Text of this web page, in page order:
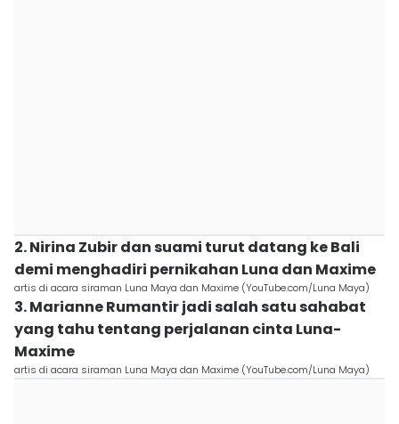
2. Nirina Zubir dan suami turut datang ke Bali
demi menghadiri pernikahan Luna dan Maxime
artis di acara siraman Luna Maya dan Maxime (YouTube.com/Luna Maya)
3. Marianne Rumantir jadi salah satu sahabat
yang tahu tentang perjalanan cinta Luna-
Maxime
artis di acara siraman Luna Maya dan Maxime (YouTube.com/Luna Maya)